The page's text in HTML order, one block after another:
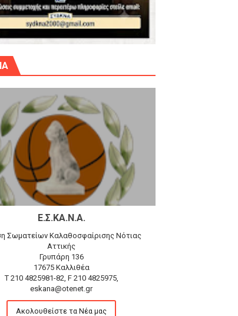
την Κυριακή 14.6.26
Ηλία 78-74 στα Καμίνια
Ε.Σ.ΚΑ.Ν.Α.
Σωματείων Καλαθοσφαίρισης Νότιας
Αττικής
Γρυπάρη 136
17675 Καλλιθέα
T 210 4825981-82, F 210 4825975,
eskana@otenet.gr
Ακολουθείστε τα Νέα μας